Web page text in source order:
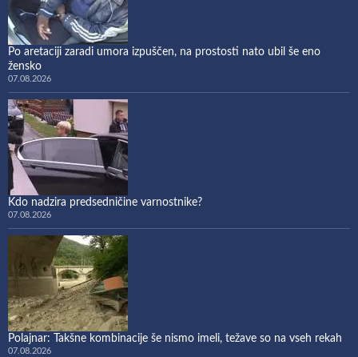
Po aretaciji zaradi umora izpuščen, na prostosti nato ubil še eno
žensko
07.08.2026
Kdo nadzira predsedničine varnostnike?
07.08.2026
Polajnar: Takšne kombinacije še nismo imeli, težave so na vseh rekah
07.08.2026